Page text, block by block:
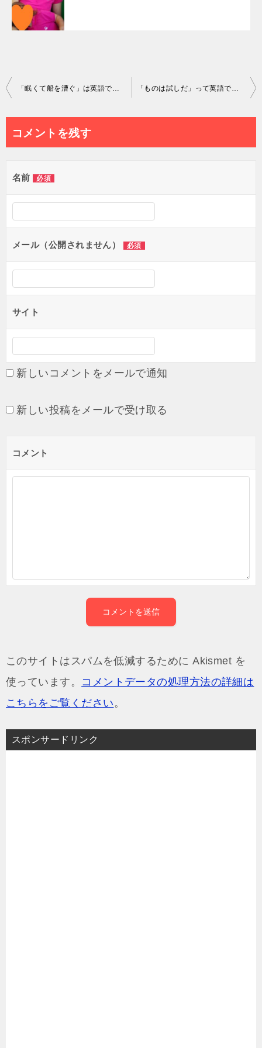
投
ナ
ビ
ゲ
「眠くて船を漕ぐ」は英語で何て言う？ 「ものは試しだ」って英語で何て言うの？
コメントを残す
名前 必須
メール（公開されません） 必須
サイト
新しいコメントをメールで通知
新しい投稿をメールで受け取る
コメント
このサイトはスパムを低減するために Akismet を
使っています。 コメントデータの処理方法の詳細は
こちらをご覧ください 。
スポンサードリンク